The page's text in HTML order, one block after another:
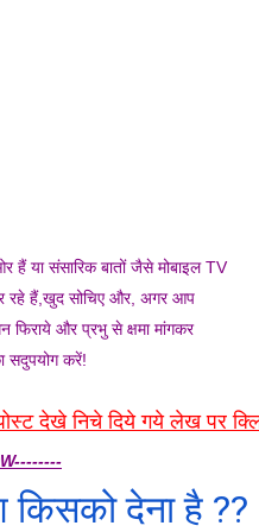
हैं या संसारिक बातों जैसे मोबाइल TV
रहे हैं,खुद सोचिए और, अगर आप
फिराये और प्रभु से क्षमा मांगकर
सदुपयोग करें!
देखे निचे दिये गये लेख पर
किसको देना है ??